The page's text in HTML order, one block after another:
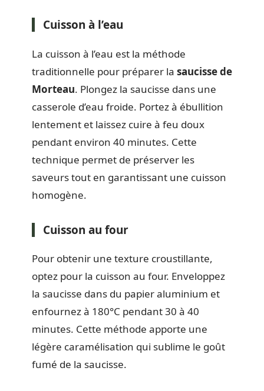
Cuisson à l’eau
La cuisson à l’eau est la méthode
traditionnelle pour préparer la saucisse de
Morteau. Plongez la saucisse dans une
casserole d’eau froide. Portez à ébullition
lentement et laissez cuire à feu doux
pendant environ 40 minutes. Cette
technique permet de préserver les
saveurs tout en garantissant une cuisson
homogène.
Cuisson au four
Pour obtenir une texture croustillante,
optez pour la cuisson au four. Enveloppez
la saucisse dans du papier aluminium et
enfournez à 180°C pendant 30 à 40
minutes. Cette méthode apporte une
légère caramélisation qui sublime le goût
fumé de la saucisse.